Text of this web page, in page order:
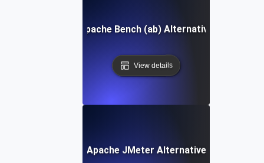
Apache Bench (ab) Alternative
View details
Apache JMeter Alternative